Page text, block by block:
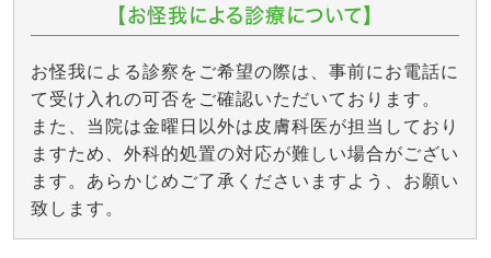
【お怪我による診療について】
お怪我による診察をご希望の際は、事前にお電話に
て受け入れの可否をご確認いただいております。
また、当院は金曜日以外は皮膚科医が担当しており
ますため、外科的処置の対応が難しい場合がござい
ます。あらかじめご了承くださいますよう、お願い
致します。